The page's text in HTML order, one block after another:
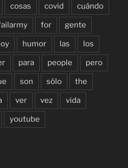
cosas covid cuándo
for gente
humor las los
para people pero
son sólo the
ver vez vida
youtube